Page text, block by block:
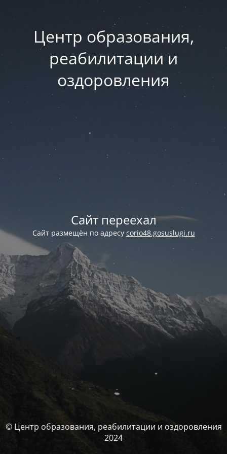
Центр образования,
реабилитации и
оздоровления
Сайт переехал
Сайт размещён по адресу corio48.gosuslugi.ru
© Центр образования, реабилитации и оздоровления
2024